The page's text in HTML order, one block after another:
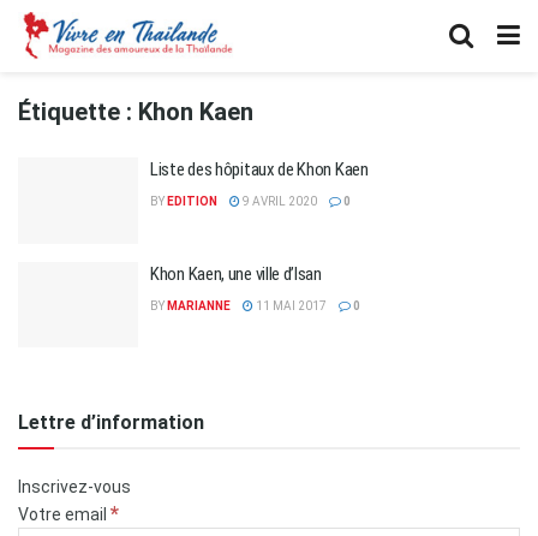
Étiquette : Khon Kaen
Liste des hôpitaux de Khon Kaen
BY EDITION 9 AVRIL 2020 0
Khon Kaen, une ville d’Isan
BY MARIANNE 11 MAI 2017 0
Lettre d’information
Inscrivez-vous
Votre email *